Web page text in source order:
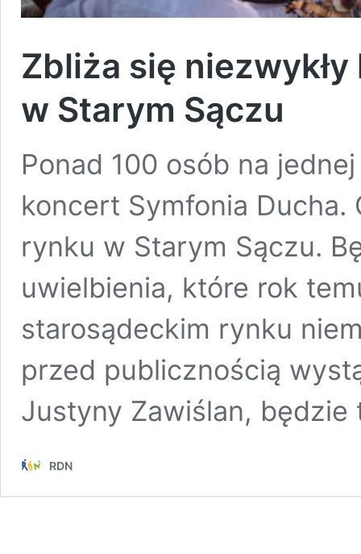
Zbliża się
w Starym Sączu
Ponad 100 osób na
koncert Symfonia
rynku w Starym Sączu.
uwielbienia, które rok
starosądeckim rynku
przed publicznością
Justyny Zawiślan,
RDN